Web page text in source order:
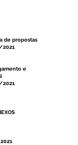
de propostas
2021
e
2021